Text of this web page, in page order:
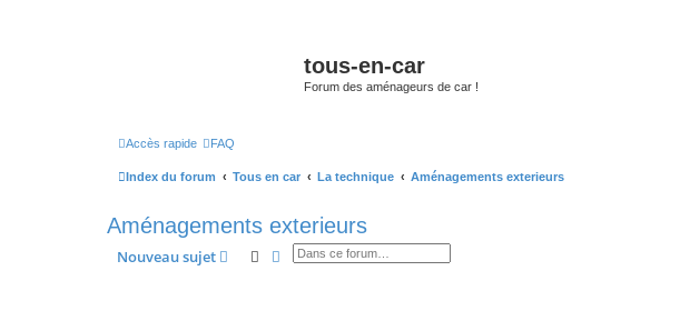
tous-en-car
Forum des aménageurs de car !
Accès rapide FAQ
Index du forum Tous en car La technique Aménagements exterieurs
Aménagements exterieurs
Nouveau sujet Rechercher
Recherche avancée